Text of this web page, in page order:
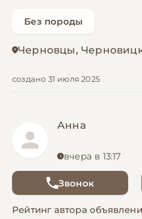
Без породы
Черновцы,
создано 31 июля 2025
Анна
вчера в 13:17
Звонок
Рейтинг автора